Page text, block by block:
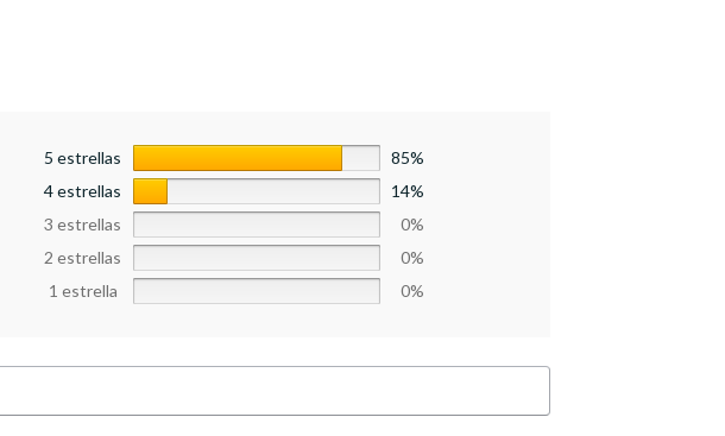
5 estrellas
85%
4 estrellas
14%
3 estrellas
0%
2 estrellas
0%
1 estrella
0%